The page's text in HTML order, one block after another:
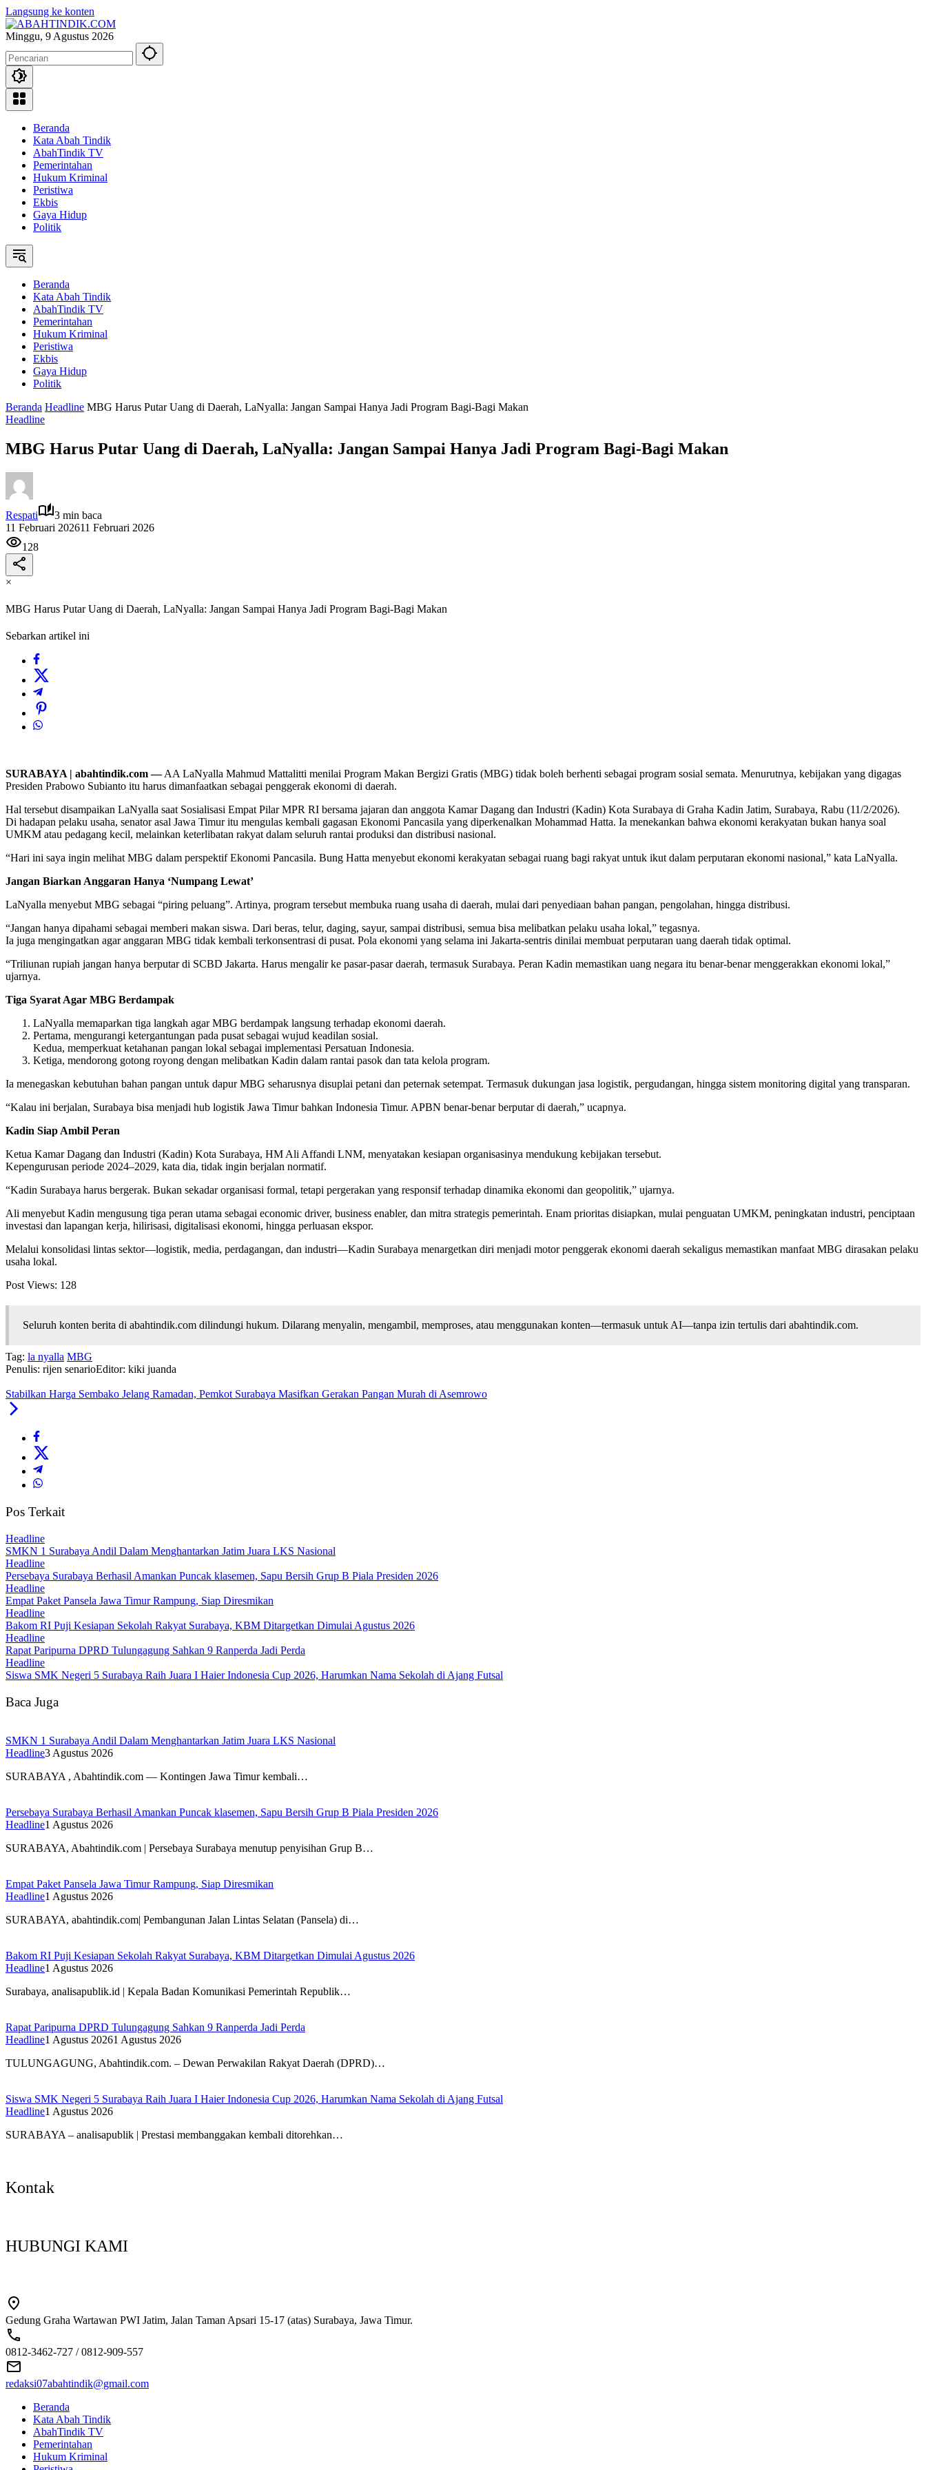
Langsung ke konten
Minggu, 9 Agustus 2026
Beranda
Kata Abah Tindik
AbahTindik TV
Pemerintahan
Hukum Kriminal
Peristiwa
Ekbis
Gaya Hidup
Politik
Beranda
Kata Abah Tindik
AbahTindik TV
Pemerintahan
Hukum Kriminal
Peristiwa
Ekbis
Gaya Hidup
Politik
Beranda Headline MBG Harus Putar Uang di Daerah, LaNyalla: Jangan Sampai Hanya Jadi Program Bagi-Bagi Makan
Headline
MBG Harus Putar Uang di Daerah, LaNyalla: Jangan Sampai Hanya Jadi Program Bagi-Bagi Makan
Respati
3 min baca
11 Februari 202611 Februari 2026
128
×
MBG Harus Putar Uang di Daerah, LaNyalla: Jangan Sampai Hanya Jadi Program Bagi-Bagi Makan
Sebarkan artikel ini
SURABAYA | abahtindik.com —AA LaNyalla Mahmud Mattalitti menilai Program Makan Bergizi Gratis (MBG) tidak boleh berhenti sebagai program sosial semata. Menurutnya, kebijakan yang digagas
Presiden Prabowo Subianto itu harus dimanfaatkan sebagai penggerak ekonomi di daerah.
Hal tersebut disampaikan LaNyalla saat Sosialisasi Empat Pilar MPR RI bersama jajaran dan anggota Kamar Dagang dan Industri (Kadin) Kota Surabaya di Graha Kadin Jatim, Surabaya, Rabu (11/2/2026).
Di hadapan pelaku usaha, senator asal Jawa Timur itu mengulas kembali gagasan Ekonomi Pancasila yang diperkenalkan Mohammad Hatta. Ia menekankan bahwa ekonomi kerakyatan bukan hanya soal
UMKM atau pedagang kecil, melainkan keterlibatan rakyat dalam seluruh rantai produksi dan distribusi nasional.
“Hari ini saya ingin melihat MBG dalam perspektif Ekonomi Pancasila. Bung Hatta menyebut ekonomi kerakyatan sebagai ruang bagi rakyat untuk ikut dalam perputaran ekonomi nasional,” kata LaNyalla.
Jangan Biarkan Anggaran Hanya ‘Numpang Lewat’
LaNyalla menyebut MBG sebagai “piring peluang”. Artinya, program tersebut membuka ruang usaha di daerah, mulai dari penyediaan bahan pangan, pengolahan, hingga distribusi.
“Jangan hanya dipahami sebagai memberi makan siswa. Dari beras, telur, daging, sayur, sampai distribusi, semua bisa melibatkan pelaku usaha lokal,” tegasnya.
Ia juga mengingatkan agar anggaran MBG tidak kembali terkonsentrasi di pusat. Pola ekonomi yang selama ini Jakarta-sentris dinilai membuat perputaran uang daerah tidak optimal.
“Triliunan rupiah jangan hanya berputar di SCBD Jakarta. Harus mengalir ke pasar-pasar daerah, termasuk Surabaya. Peran Kadin memastikan uang negara itu benar-benar menggerakkan ekonomi lokal,”
ujarnya.
Tiga Syarat Agar MBG Berdampak
LaNyalla memaparkan tiga langkah agar MBG berdampak langsung terhadap ekonomi daerah.
Pertama, mengurangi ketergantungan pada pusat sebagai wujud keadilan sosial.
Kedua, memperkuat ketahanan pangan lokal sebagai implementasi Persatuan Indonesia.
Ketiga, mendorong gotong royong dengan melibatkan Kadin dalam rantai pasok dan tata kelola program.
Ia menegaskan kebutuhan bahan pangan untuk dapur MBG seharusnya disuplai petani dan peternak setempat. Termasuk dukungan jasa logistik, pergudangan, hingga sistem monitoring digital yang transparan.
“Kalau ini berjalan, Surabaya bisa menjadi hub logistik Jawa Timur bahkan Indonesia Timur. APBN benar-benar berputar di daerah,” ucapnya.
Kadin Siap Ambil Peran
Ketua Kamar Dagang dan Industri (Kadin) Kota Surabaya, HM Ali Affandi LNM, menyatakan kesiapan organisasinya mendukung kebijakan tersebut.
Kepengurusan periode 2024–2029, kata dia, tidak ingin berjalan normatif.
“Kadin Surabaya harus bergerak. Bukan sekadar organisasi formal, tetapi pergerakan yang responsif terhadap dinamika ekonomi dan geopolitik,” ujarnya.
Ali menyebut Kadin mengusung tiga peran utama sebagai economic driver, business enabler, dan mitra strategis pemerintah. Enam prioritas disiapkan, mulai penguatan UMKM, peningkatan industri, penciptaan
investasi dan lapangan kerja, hilirisasi, digitalisasi ekonomi, hingga perluasan ekspor.
Melalui konsolidasi lintas sektor—logistik, media, perdagangan, dan industri—Kadin Surabaya menargetkan diri menjadi motor penggerak ekonomi daerah sekaligus memastikan manfaat MBG dirasakan pelaku
usaha lokal.
Post Views: 128
Seluruh konten berita di abahtindik.com dilindungi hukum. Dilarang menyalin, mengambil, memproses, atau menggunakan konten—termasuk untuk AI—tanpa izin tertulis dari abahtindik.com.
Tag: la nyalla MBG
Penulis: rijen senarioEditor: kiki juanda
Stabilkan Harga Sembako Jelang Ramadan, Pemkot Surabaya Masifkan Gerakan Pangan Murah di Asemrowo
Pos Terkait
Headline
SMKN 1 Surabaya Andil Dalam Menghantarkan Jatim Juara LKS Nasional
Headline
Persebaya Surabaya Berhasil Amankan Puncak klasemen, Sapu Bersih Grup B Piala Presiden 2026
Headline
Empat Paket Pansela Jawa Timur Rampung, Siap Diresmikan
Headline
Bakom RI Puji Kesiapan Sekolah Rakyat Surabaya, KBM Ditargetkan Dimulai Agustus 2026
Headline
Rapat Paripurna DPRD Tulungagung Sahkan 9 Ranperda Jadi Perda
Headline
Siswa SMK Negeri 5 Surabaya Raih Juara I Haier Indonesia Cup 2026, Harumkan Nama Sekolah di Ajang Futsal
Baca Juga
SMKN 1 Surabaya Andil Dalam Menghantarkan Jatim Juara LKS Nasional
Headline3 Agustus 2026
SURABAYA , Abahtindik.com — Kontingen Jawa Timur kembali…
Persebaya Surabaya Berhasil Amankan Puncak klasemen, Sapu Bersih Grup B Piala Presiden 2026
Headline1 Agustus 2026
SURABAYA, Abahtindik.com | Persebaya Surabaya menutup penyisihan Grup B…
Empat Paket Pansela Jawa Timur Rampung, Siap Diresmikan
Headline1 Agustus 2026
SURABAYA, abahtindik.com| Pembangunan Jalan Lintas Selatan (Pansela) di…
Bakom RI Puji Kesiapan Sekolah Rakyat Surabaya, KBM Ditargetkan Dimulai Agustus 2026
Headline1 Agustus 2026
Surabaya, analisapublik.id | Kepala Badan Komunikasi Pemerintah Republik…
Rapat Paripurna DPRD Tulungagung Sahkan 9 Ranperda Jadi Perda
Headline1 Agustus 20261 Agustus 2026
TULUNGAGUNG, Abahtindik.com. – Dewan Perwakilan Rakyat Daerah (DPRD)…
Siswa SMK Negeri 5 Surabaya Raih Juara I Haier Indonesia Cup 2026, Harumkan Nama Sekolah di Ajang Futsal
Headline1 Agustus 2026
SURABAYA – analisapublik | Prestasi membanggakan kembali ditorehkan…
Kontak
HUBUNGI KAMI
Gedung Graha Wartawan PWI Jatim, Jalan Taman Apsari 15-17 (atas) Surabaya, Jawa Timur.
0812-3462-727 / 0812-909-557
redaksi07abahtindik@gmail.com
Beranda
Kata Abah Tindik
AbahTindik TV
Pemerintahan
Hukum Kriminal